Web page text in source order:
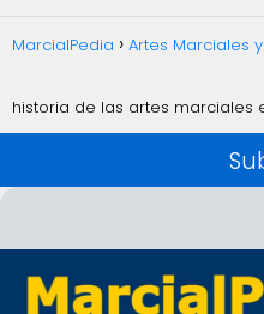
MarcialPedia Artes Marciales
historia de las artes marciales